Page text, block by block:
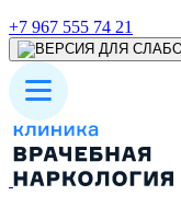
+7 967 555 74 21